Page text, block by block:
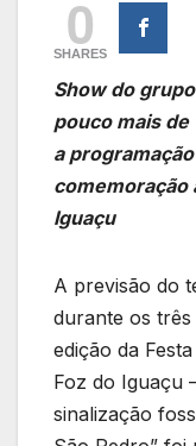
0
SHARES
Show do
pouco mais de
a
comemoração
Iguaçu
A previsão do
durante os três
edição da
Foz do Iguaçu
sinalização